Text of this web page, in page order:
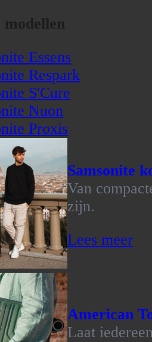
Essens
Respark
S'Cure
Nuon
Proxis
Samsonite
Van
zijn.
Lees meer
American
Laat